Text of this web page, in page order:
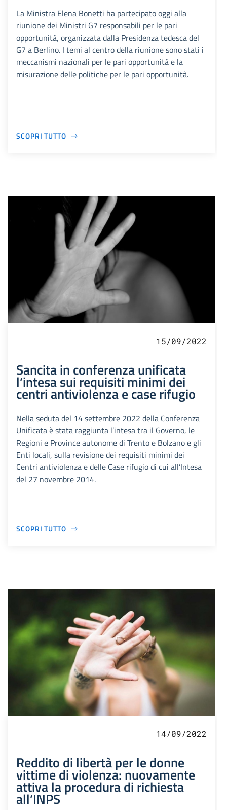
La Ministra Elena Bonetti ha partecipato oggi alla
riunione dei Ministri G7 responsabili per le pari
opportunità, organizzata dalla Presidenza tedesca del
G7 a Berlino. I temi al centro della riunione sono stati i
meccanismi nazionali per le pari opportunità e la
misurazione delle politiche per le pari opportunità.
SCOPRI TUTTO
15/09/2022
Sancita in conferenza unificata
l’intesa sui requisiti minimi dei
centri antiviolenza e case rifugio
Nella seduta del 14 settembre 2022 della Conferenza
Unificata è stata raggiunta l’intesa tra il Governo, le
Regioni e Province autonome di Trento e Bolzano e gli
Enti locali, sulla revisione dei requisiti minimi dei
Centri antiviolenza e delle Case rifugio di cui all’Intesa
del 27 novembre 2014.
SCOPRI TUTTO
14/09/2022
Reddito di libertà per le donne
vittime di violenza: nuovamente
attiva la procedura di richiesta
all’INPS